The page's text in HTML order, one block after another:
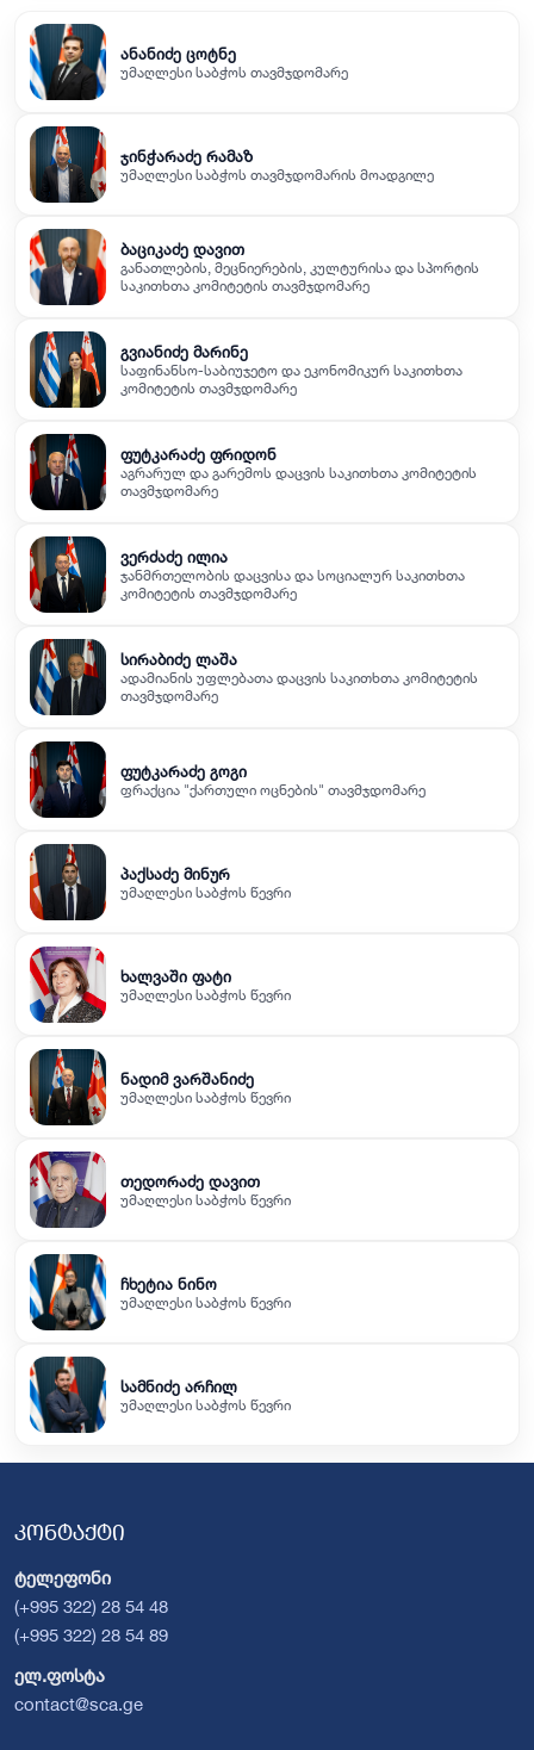
ანანიძე ცოტნე
უმაღლესი საბჭოს თავმჯდომარე
ჯინჭარაძე რამაზ
უმაღლესი საბჭოს თავმჯდომარის მოადგილე
ბაციკაძე დავით
განათლების, მეცნიერების, კულტურისა და სპორტის
საკითხთა კომიტეტის თავმჯდომარე
გვიანიძე მარინე
საფინანსო-საბიუჯეტო და ეკონომიკურ საკითხთა
კომიტეტის თავმჯდომარე
ფუტკარაძე ფრიდონ
აგრარულ და გარემოს დაცვის საკითხთა კომიტეტის
თავმჯდომარე
ვერძაძე ილია
ჯანმრთელობის დაცვისა და სოციალურ საკითხთა
კომიტეტის თავმჯდომარე
სირაბიძე ლაშა
ადამიანის უფლებათა დაცვის საკითხთა კომიტეტის
თავმჯდომარე
ფუტკარაძე გოგი
ფრაქცია "ქართული ოცნების" თავმჯდომარე
პაქსაძე მინურ
უმაღლესი საბჭოს წევრი
ხალვაში ფატი
უმაღლესი საბჭოს წევრი
ნადიმ ვარშანიძე
უმაღლესი საბჭოს წევრი
თედორაძე დავით
უმაღლესი საბჭოს წევრი
ჩხეტია ნინო
უმაღლესი საბჭოს წევრი
სამნიძე არჩილ
უმაღლესი საბჭოს წევრი
კონტაქტი
ტელეფონი
(+995 322) 28 54 48
(+995 322) 28 54 89
ელ.ფოსტა
contact@sca.ge